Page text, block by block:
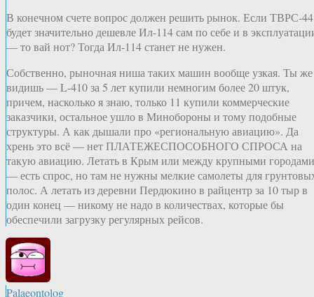
В конечном счете вопрос должен решить рынок. Если ТВРС-44
будет значительно дешевле Ил-114 сам по себе и в
— то вай нот? Тогда Ил-114 станет не нужен.
Собственно, рыночная ниша таких машин вообще узкая. Ты же
видишь — L-410 за 5 лет купили немногим более 20 штук,
причем, насколько я знаю, только 11 купили коммерческие
заказчики, остальное ушло в Минобороны и тому подобные
структуры. А как дышали про «региональную авиацию». Да
хрень это всё — нет ПЛАТЕЖЕСПОСОБНОГО СПРОСА на
такую авиацию. Летать в Крым или между крупными городами
— есть спрос, но там не нужны мелкие самолеты для
полос. А летать из деревни Пердюкино в райцентр за 10 тыр в
один конец — никому не надо в количествах, которые бы
обеспечили загрузку регулярных рейсов.
Palaeontolog